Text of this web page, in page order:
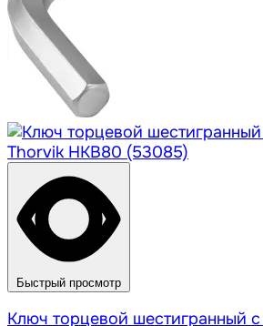
Быстрый просмотр
Ключ торцевой шестигранный